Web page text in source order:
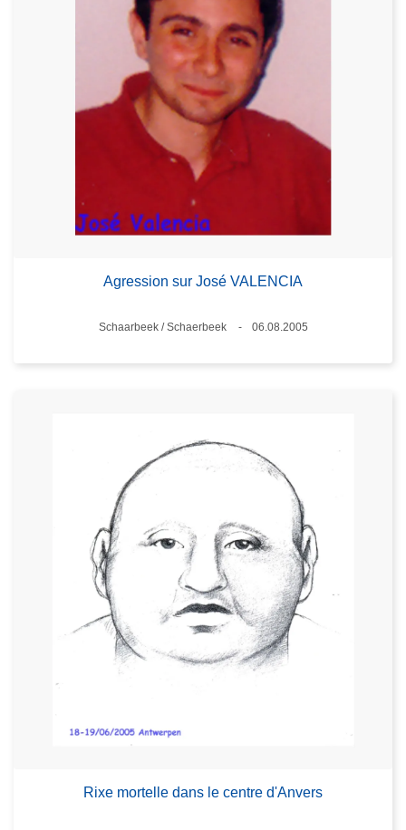
Agression sur José VALENCIA
Standort
Schaarbeek / Schaerbeek
06.08.2005
Rixe mortelle dans le centre d'Anvers